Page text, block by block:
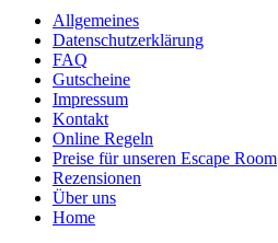
Allgemeines
Datenschutzerklärung
FAQ
Gutscheine
Impressum
Kontakt
Online Regeln
Preise für unseren Escape Room
Rezensionen
Über uns
Home